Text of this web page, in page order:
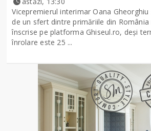
Vicepremierul interimar Oana
de un sfert dintre primăriile din România
înscrise pe platforma Ghiseul.ro, deși
înrolare este 25 ...